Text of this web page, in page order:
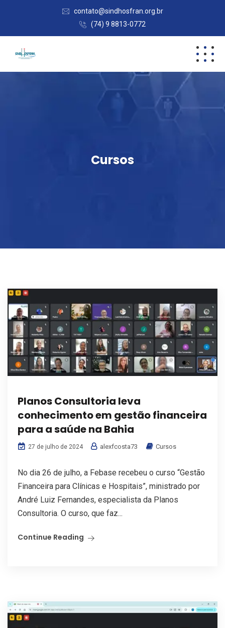
contato@sindhosfran.org.br
(74) 9 8813-0772
Cursos
Planos Consultoria leva
conhecimento em gestão financeira
para a saúde na Bahia
27 de julho de 2024 alexfcosta73 Cursos
No dia 26 de julho, a Febase recebeu o curso “Gestão
Financeira para Clínicas e Hospitais”, ministrado por
André Luiz Fernandes, especialista da Planos
Consultoria. O curso, que faz...
Continue Reading